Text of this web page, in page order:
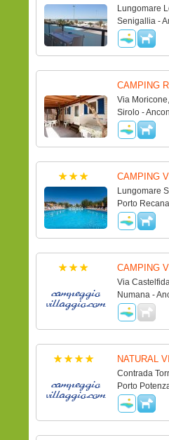
Lungomare
Senigallia -
CAMPING
Via
Sirolo -
CAMPING
Lungomare
Porto
CAMPING
Via
Numana -
NATURAL
Contrada
Porto